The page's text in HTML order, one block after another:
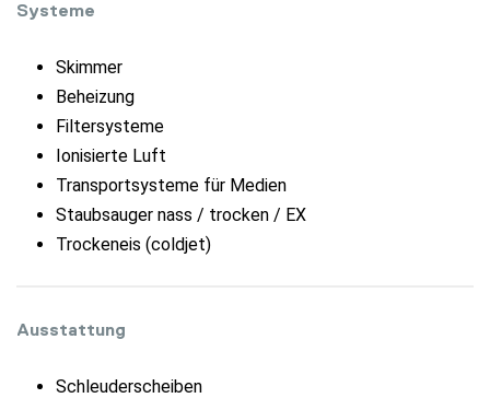
Systeme
Skimmer
Beheizung
Filtersysteme
Ionisierte Luft
Transportsysteme für Medien
Staubsauger nass / trocken / EX
Trockeneis (coldjet)
Ausstattung
Schleuderscheiben